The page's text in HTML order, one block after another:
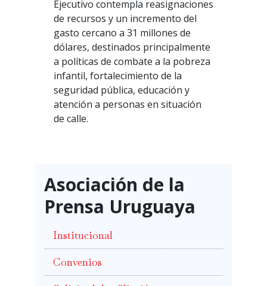
Ejecutivo contempla reasignaciones
de recursos y un incremento del
gasto cercano a 31 millones de
dólares, destinados principalmente
a políticas de combate a la pobreza
infantil, fortalecimiento de la
seguridad pública, educación y
atención a personas en situación
de calle.
Asociación de la
Prensa Uruguaya
Institucional
Convenios